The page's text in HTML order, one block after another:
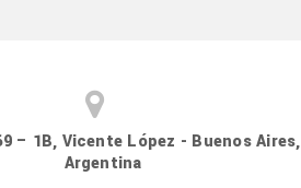
– 1B, Vicente López - Buenos Aires,
Argentina